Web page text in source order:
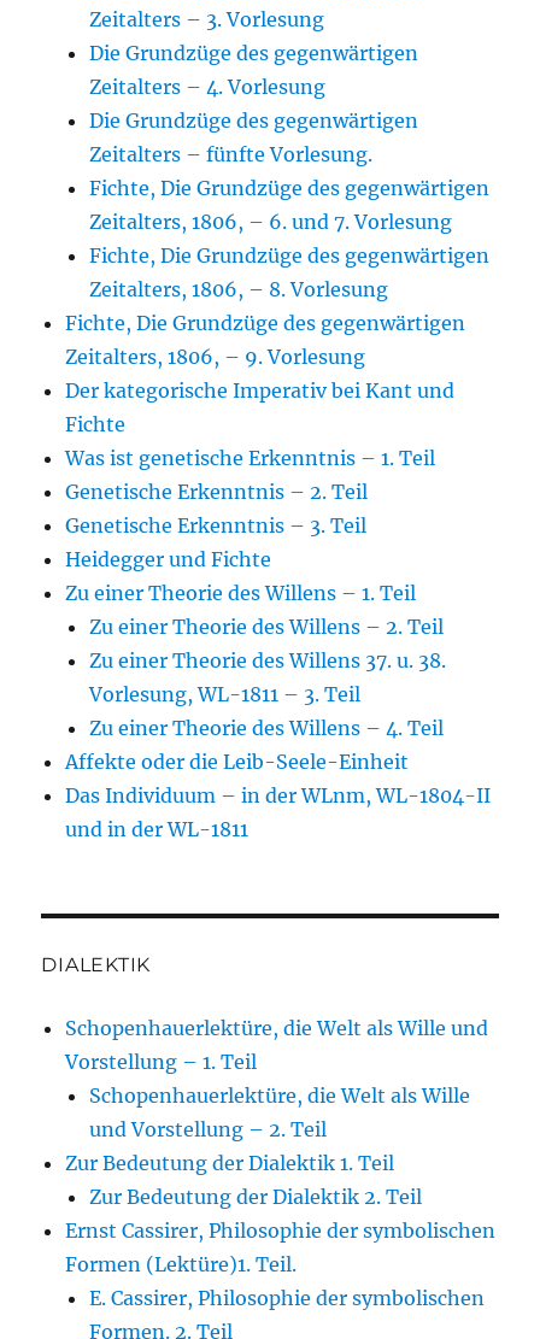
Zeitalters – 3. Vorlesung
Die Grundzüge des gegenwärtigen
Zeitalters – 4. Vorlesung
Die Grundzüge des gegenwärtigen
Zeitalters – fünfte Vorlesung.
Fichte, Die Grundzüge des gegenwärtigen
Zeitalters, 1806, – 6. und 7. Vorlesung
Fichte, Die Grundzüge des gegenwärtigen
Zeitalters, 1806, – 8. Vorlesung
Fichte, Die Grundzüge des gegenwärtigen
Zeitalters, 1806, – 9. Vorlesung
Der kategorische Imperativ bei Kant und
Fichte
Was ist genetische Erkenntnis – 1. Teil
Genetische Erkenntnis – 2. Teil
Genetische Erkenntnis – 3. Teil
Heidegger und Fichte
Zu einer Theorie des Willens – 1. Teil
Zu einer Theorie des Willens – 2. Teil
Zu einer Theorie des Willens 37. u. 38.
Vorlesung, WL-1811 – 3. Teil
Zu einer Theorie des Willens – 4. Teil
Affekte oder die Leib-Seele-Einheit
Das Individuum – in der WLnm, WL-1804-II
und in der WL-1811
DIALEKTIK
Schopenhauerlektüre, die Welt als Wille und
Vorstellung – 1. Teil
Schopenhauerlektüre, die Welt als Wille
und Vorstellung – 2. Teil
Zur Bedeutung der Dialektik 1. Teil
Zur Bedeutung der Dialektik 2. Teil
Ernst Cassirer, Philosophie der symbolischen
Formen (Lektüre)1. Teil.
E. Cassirer, Philosophie der symbolischen
Formen. 2. Teil